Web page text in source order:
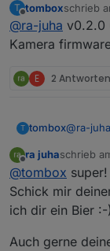
2023-11-
token in
valid.
2FA auch
T
Offline
tomboxschrieb
zuletzt
@ra-juha v0.2.0
Kamera
E 2 Antworten
T tombox@ra-juha
Offline
ra juhaschrieb
zuletzt
@tombox super!
Schick mir
ich dir ein Bier :-)
Auch gerne